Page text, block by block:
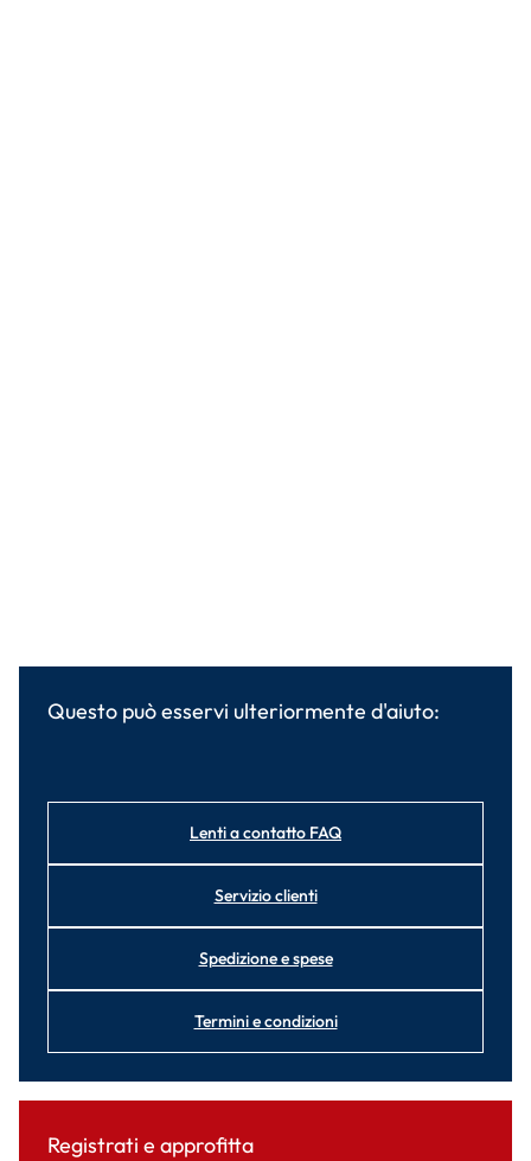
Questo può esservi ulteriormente d'aiuto:
Lenti a contatto FAQ
Servizio clienti
Spedizione e spese
Termini e condizioni
Registrati e approfitta